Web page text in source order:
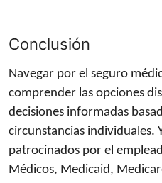
Conclusión
Navegar por el seguro
comprender las opciones
decisiones informadas
circunstancias individuales.
patrocinados por el
Médicos, Medicaid,